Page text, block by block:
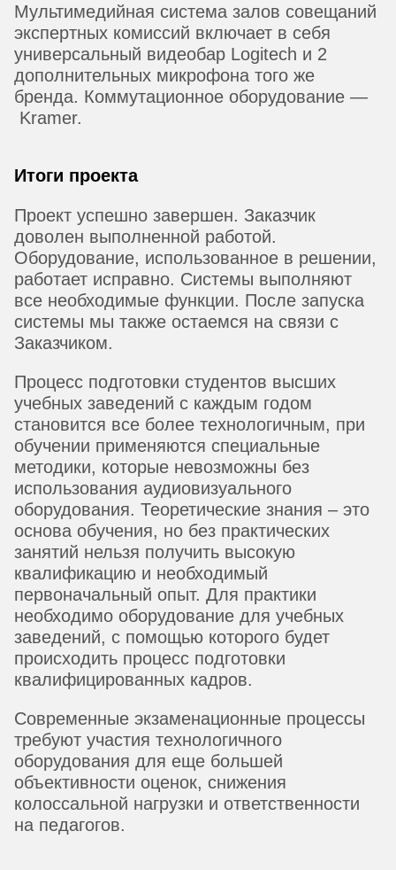
Мультимедийная система залов совещаний
экспертных комиссий включает в себя
универсальный видеобар Logitech и 2
дополнительных микрофона того же
бренда. Коммутационное оборудование —
Kramer.
Итоги проекта
Проект успешно завершен. Заказчик
доволен выполненной работой.
Оборудование, использованное в решении,
работает исправно. Системы выполняют
все необходимые функции. После запуска
системы мы также остаемся на связи с
Заказчиком.
Процесс подготовки студентов высших
учебных заведений с каждым годом
становится все более технологичным, при
обучении применяются специальные
методики, которые невозможны без
использования аудиовизуального
оборудования. Теоретические знания – это
основа обучения, но без практических
занятий нельзя получить высокую
квалификацию и необходимый
первоначальный опыт. Для практики
необходимо оборудование для учебных
заведений, с помощью которого будет
происходить процесс подготовки
квалифицированных кадров.
Современные экзаменационные процессы
требуют участия технологичного
оборудования для еще большей
объективности оценок, снижения
колоссальной нагрузки и ответственности
на педагогов.